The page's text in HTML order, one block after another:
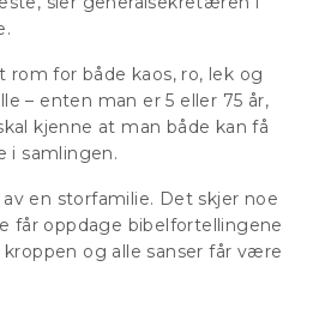
rom for både kaos, ro, lek og
– enten man er 5 eller 75 år,
kjenne at man både kan få
i samlingen.
en storfamilie. Det skjer noe
får oppdage bibelfortellingene
og alle sanser får være